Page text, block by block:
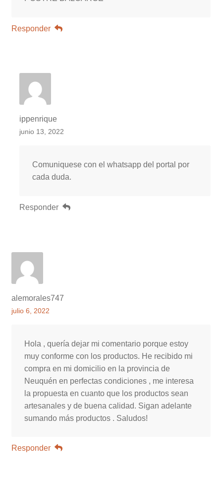
Responder
ippenrique
junio 13, 2022
Comuniquese con el whatsapp del portal por
cada duda.
Responder
alemorales747
julio 6, 2022
Hola , quería dejar mi comentario porque estoy
muy conforme con los productos. He recibido mi
compra en mi domicilio en la provincia de
Neuquén en perfectas condiciones , me interesa
la propuesta en cuanto que los productos sean
artesanales y de buena calidad. Sigan adelante
sumando más productos . Saludos!
Responder